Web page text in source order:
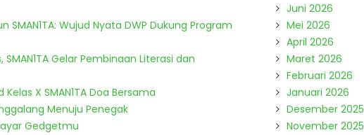
SMAN1TA: Wujud Nyata DWP Dukung Program
Gelar Pembinaan Literasi dan
X SMAN1TA Doa Bersama
Menuju Penegak
Gedgetmu
Juni 2026
Mei 2026
April 2026
Maret 2026
Februari 2026
Januari 2026
Desember 2025
November 2025